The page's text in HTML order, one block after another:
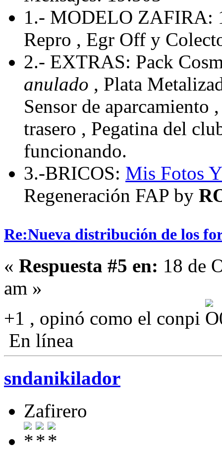
1.- MODELO ZAFIRA:
Repro , Egr Off y
2.- EXTRAS: Pack
anulado , Plata
Sensor de
trasero , Pegatina del
funcionando.
3.-BRICOS: Mis Fotos
Regeneración FAP by
Re:Nueva distribución de los
« Respuesta #5 en: 18 de
am »
+1 , opinó como el conpi
En línea
sndanikilador
Zafirero